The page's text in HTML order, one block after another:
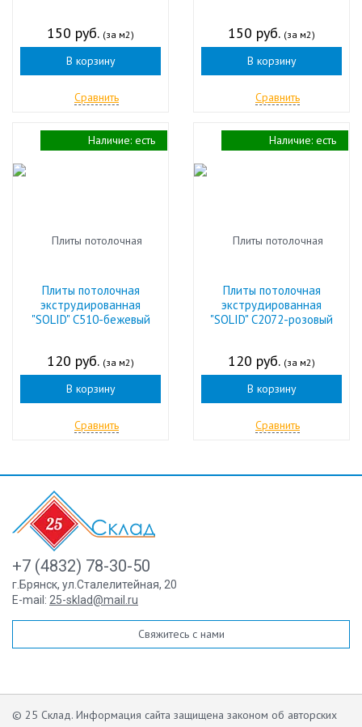
150 руб. (за м2)
В корзину
Сравнить
150 руб. (за м2)
В корзину
Сравнить
Плиты потолочная
экструдированная
"SOLID" С510-бежевый
120 руб. (за м2)
В корзину
Сравнить
Наличие: есть
Плиты потолочная
экструдированная
"SOLID" С2072-розовый
120 руб. (за м2)
В корзину
Сравнить
Наличие: есть
+7 (4832) 78-30-50
г.Брянск, ул.Сталелитейная, 20
E-mail: 25-sklad@mail.ru
Свяжитесь с нами
© 25 Склад. Информация сайта защищена законом об авторских